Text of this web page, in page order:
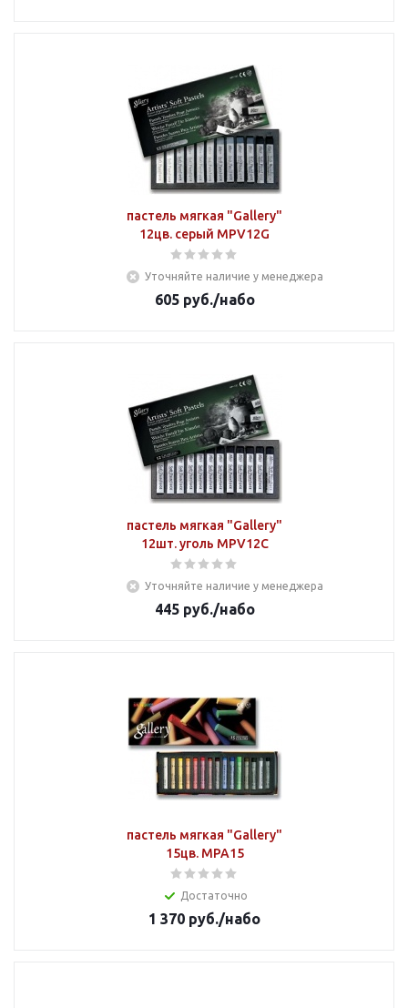
пастель мягкая "Gallery"
12цв. серый MPV12G
Уточняйте наличие у менеджера
605руб./набо
пастель мягкая "Gallery"
12шт. уголь MPV12C
Уточняйте наличие у менеджера
445руб./набо
пастель мягкая "Gallery"
15цв. MPA15
Достаточно
1 370 руб./набо